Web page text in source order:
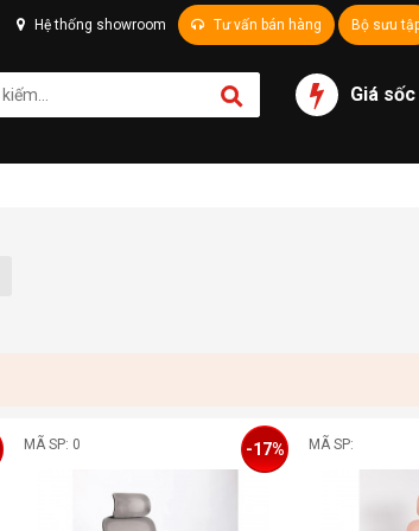
Hệ thống showroom Tư vấn bán hàng Bộ sưu
Giá sốc
MÃ SP: 0 -17% MÃ SP: